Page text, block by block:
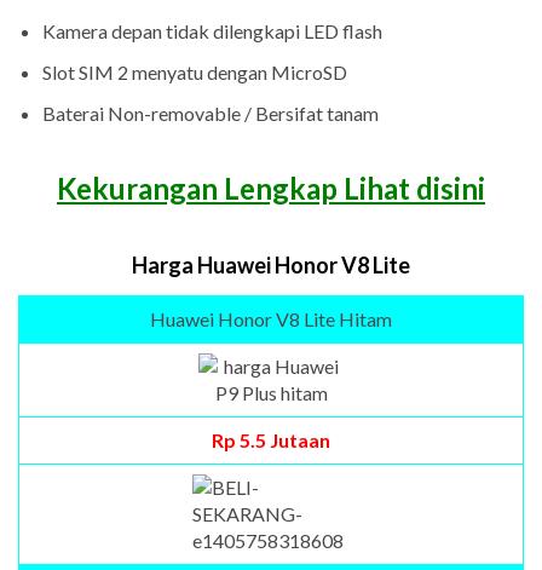
Kamera depan tidak dilengkapi LED flash
Slot SIM 2 menyatu dengan MicroSD
Baterai Non-removable / Bersifat tanam
Kekurangan Lengkap Lihat disini
Harga Huawei Honor V8 Lite
Huawei Honor V8 Lite Hitam
Rp 5.5 Jutaan